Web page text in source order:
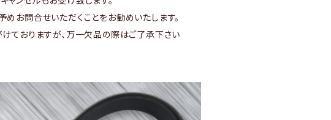
お問合せいただくことをお勧めいたします。
ておりますが、万一欠品の際はご了承下さい